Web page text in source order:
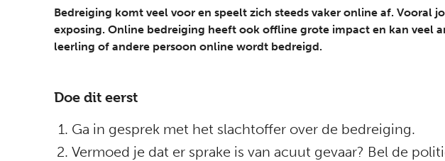
Bedreiging komt veel voor en speelt zich steeds vaker online af.
exposing. Online bedreiging heeft ook offline grote impact en kan veel
leerling of andere persoon online wordt bedreigd.
Doe dit eerst
Ga in gesprek met het slachtoffer over de bedreiging.
Vermoed je dat er sprake is van acuut gevaar? Bel de